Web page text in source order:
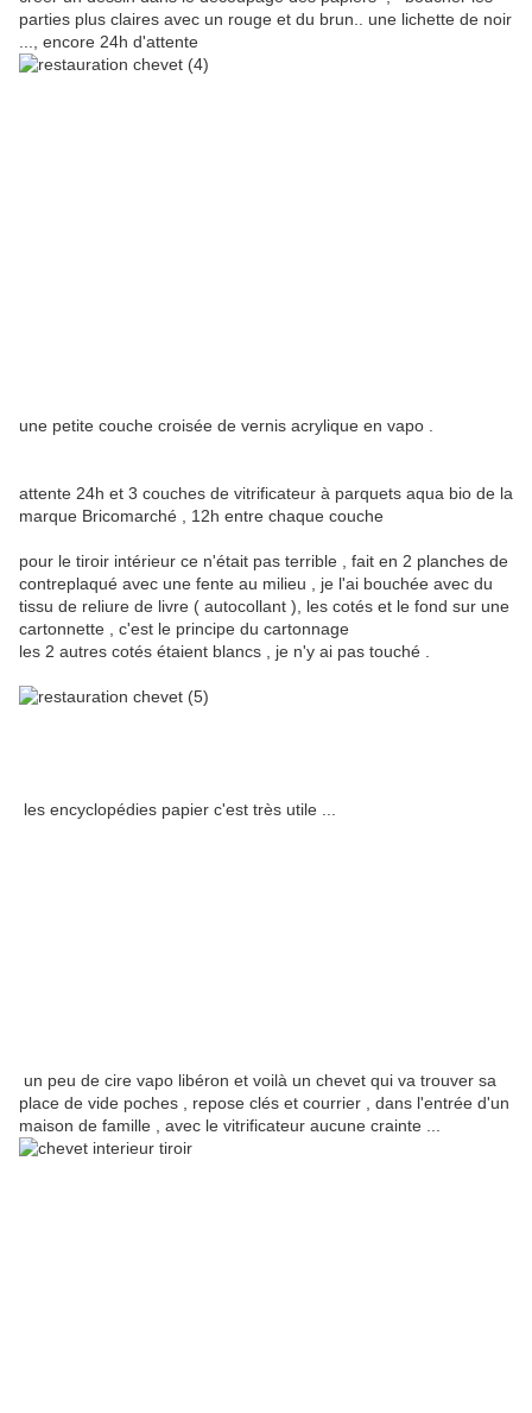
parties plus claires avec un rouge et du brun.. une lichette de noir
..., encore 24h d'attente
une petite couche croisée de vernis acrylique en vapo .
attente 24h et 3 couches de vitrificateur à parquets aqua bio de la
marque Bricomarché , 12h entre chaque couche
pour le tiroir intérieur ce n'était pas terrible , fait en 2 planches de
contreplaqué avec une fente au milieu , je l'ai bouchée avec du
tissu de reliure de livre ( autocollant ), les cotés et le fond sur une
cartonnette , c'est le principe du cartonnage
les 2 autres cotés étaient blancs , je n'y ai pas touché .
les encyclopédies papier c'est très utile ...
un peu de cire vapo libéron et voilà un chevet qui va trouver sa
place de vide poches , repose clés et courrier , dans l'entrée d'un
maison de famille , avec le vitrificateur aucune crainte ...